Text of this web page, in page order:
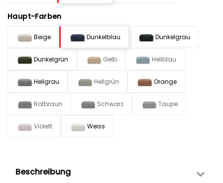
Haupt-Farben
Beige Dunkelblau Dunkelgrau
Dunkelgrün Gelb Hellblau
Hellgrau Hellgrün Orange
Rotbraun Schwarz Taupe
Violett Weiss
Beschreibung